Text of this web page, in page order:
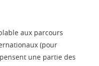
aux parcours
(pour
une partie des